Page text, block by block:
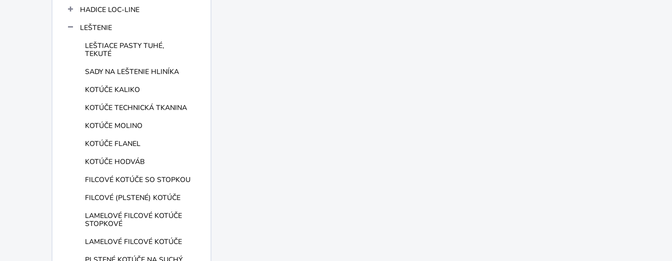
HADICE LOC-LINE
LEŠTENIE
LEŠTIACE PASTY TUHÉ,
TEKUTÉ
SADY NA LEŠTENIE HLINÍKA
KOTÚČE KALIKO
KOTÚČE TECHNICKÁ TKANINA
KOTÚČE MOLINO
KOTÚČE FLANEL
KOTÚČE HODVÁB
FILCOVÉ KOTÚČE SO STOPKOU
FILCOVÉ (PLSTENÉ) KOTÚČE
LAMELOVÉ FILCOVÉ KOTÚČE
STOPKOVÉ
LAMELOVÉ FILCOVÉ KOTÚČE